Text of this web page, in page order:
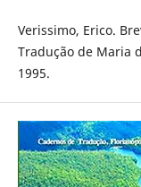
Verissimo, Erico.
Tradução de Maria
1995.